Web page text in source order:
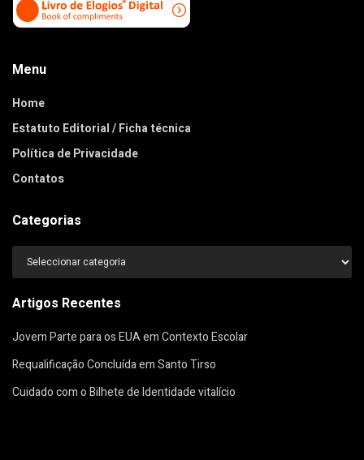
Menu
Home
Estatuto Editorial / Ficha técnica
Política de Privacidade
Contatos
Categorias
Categorias
Artigos Recentes
Jovem Parte para os EUA em Contexto Escolar
Requalificação Concluída em Santo Tirso
Cuidado com o Bilhete de Identidade vitalício